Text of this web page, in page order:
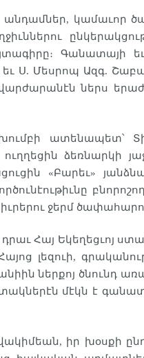
կամաւոր
Գանատայի
Ս. Մեսրոպ Ազգ.
վարժարանէն ներս
ատենապետ՝
ձեռնարկի
«Բարեւ»
ջերմ
Հայ Եկեղեցւոյ
լեզուի,
ներքոյ ծնունդ
մէկն է
իր խօսքի